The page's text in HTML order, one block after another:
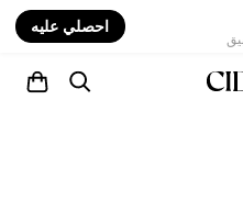
احصلي عليه